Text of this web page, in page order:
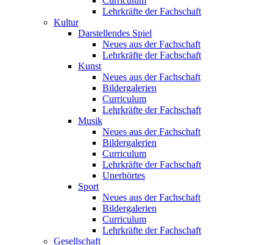
Lehrkräfte der Fachschaft
Kultur
Darstellendes Spiel
Neues aus der Fachschaft
Lehrkräfte der Fachschaft
Kunst
Neues aus der Fachschaft
Bildergalerien
Curriculum
Lehrkräfte der Fachschaft
Musik
Neues aus der Fachschaft
Bildergalerien
Curriculum
Lehrkräfte der Fachschaft
Unerhörtes
Sport
Neues aus der Fachschaft
Bildergalerien
Curriculum
Lehrkräfte der Fachschaft
Gesellschaft